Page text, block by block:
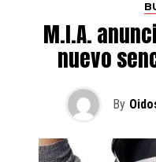
M.I.A.
nuevo
By